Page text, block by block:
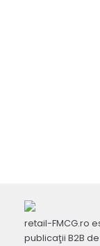
retail-FMCG.ro
publicaţii B2B